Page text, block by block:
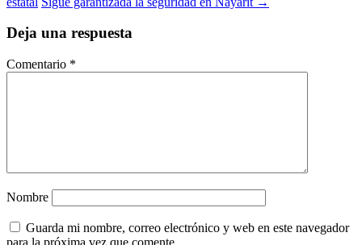
Deja una respuesta
Comentario *
Nombre
Guarda mi nombre, correo electrónico y web en este navegador
para la próxima vez que comente.